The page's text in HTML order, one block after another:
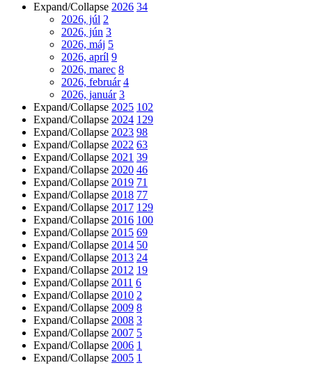
Expand/Collapse 2026 34
2026, júl 2
2026, jún 3
2026, máj 5
2026, apríl 9
2026, marec 8
2026, február 4
2026, január 3
Expand/Collapse 2025 102
Expand/Collapse 2024 129
Expand/Collapse 2023 98
Expand/Collapse 2022 63
Expand/Collapse 2021 39
Expand/Collapse 2020 46
Expand/Collapse 2019 71
Expand/Collapse 2018 77
Expand/Collapse 2017 129
Expand/Collapse 2016 100
Expand/Collapse 2015 69
Expand/Collapse 2014 50
Expand/Collapse 2013 24
Expand/Collapse 2012 19
Expand/Collapse 2011 6
Expand/Collapse 2010 2
Expand/Collapse 2009 8
Expand/Collapse 2008 3
Expand/Collapse 2007 5
Expand/Collapse 2006 1
Expand/Collapse 2005 1